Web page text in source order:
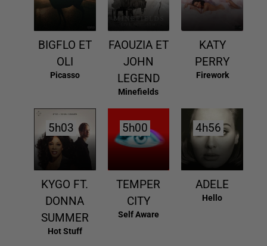
BIGFLO ET
OLI
Picasso
FAOUZIA ET
JOHN
LEGEND
Minefields
KATY
PERRY
Firework
5h03
5h03
KYGO FT.
DONNA
SUMMER
Hot Stuff
5h00
5h00
TEMPER
CITY
Self Aware
4h56
4h56
ADELE
Hello